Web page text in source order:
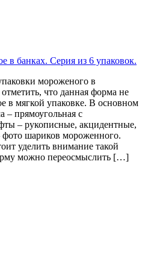
в банках. Серия из 6 упаковок.
мороженого в
что данная форма не
в мягкой упаковке. В основном
– прямоугольная с
– рукописные, акцидентные,
фото шариков мороженного.
уделить внимание такой
можно переосмыслить […]